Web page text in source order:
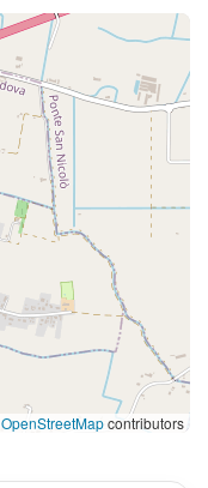
OpenStreetMapcontributors